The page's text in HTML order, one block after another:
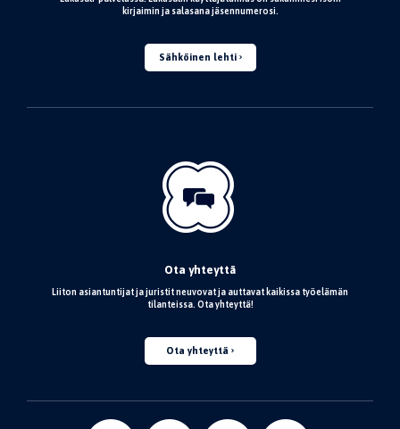
kirjaimin ja salasana jäsennumerosi.
Sähköinen lehti
Ota yhteyttä
Liiton asiantuntijat ja juristit neuvovat ja auttavat kaikissa työelämän
tilanteissa. Ota yhteyttä!
Ota yhteyttä